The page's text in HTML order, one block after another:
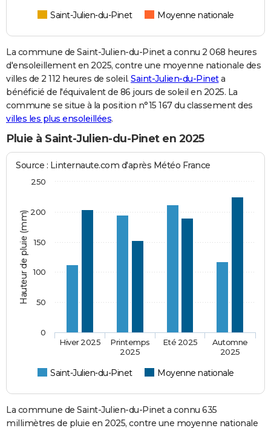
Saint-Julien-du-Pinet Moyenne nationale
La commune de Saint-Julien-du-Pinet a connu 2 068 heures
d'ensoleillement en 2025, contre une moyenne nationale des
villes de 2 112 heures de soleil. Saint-Julien-du-Pineta
bénéficié de l'équivalent de 86 jours de soleil en 2025. La
commune se situe à la position n°15 167 du classement des
villes les plus ensoleillées.
Pluie à Saint-Julien-du-Pinet en 2025
Hauteur de pluie (mm)
Source : Linternaute.com d'après Météo France
Saint-Julien-du-Pinet Moyenne nationale
Hiver 2025
Printemps
2025
Eté 2025
Automne
2025
0
50
100
150
200
250
La commune de Saint-Julien-du-Pinet a connu 635
millimètres de pluie en 2025, contre une moyenne nationale